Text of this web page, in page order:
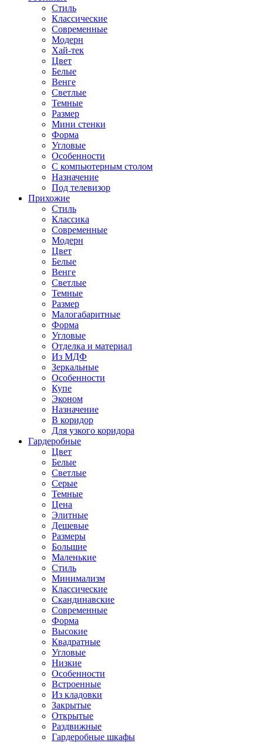
Стиль
Классические
Современные
Модерн
Хай-тек
Цвет
Белые
Венге
Светлые
Темные
Размер
Мини стенки
Форма
Угловые
Особенности
С компьютерным столом
Назначение
Под телевизор
Прихожие
Стиль
Классика
Современные
Модерн
Цвет
Белые
Венге
Светлые
Темные
Размер
Малогабаритные
Форма
Угловые
Отделка и материал
Из МДФ
Зеркальные
Особенности
Купе
Эконом
Назначение
В коридор
Для узкого коридора
Гардеробные
Цвет
Белые
Светлые
Серые
Темные
Цена
Элитные
Дешевые
Размеры
Большие
Маленькие
Стиль
Минимализм
Классические
Скандинавские
Современные
Форма
Высокие
Квадратные
Угловые
Низкие
Особенности
Встроенные
Из кладовки
Закрытые
Открытые
Раздвижные
Гардеробные шкафы